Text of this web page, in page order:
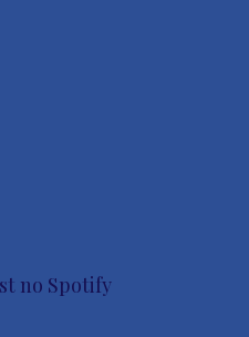
no Spotify